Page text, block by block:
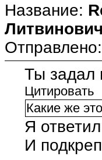
Название:
Отправлено:
Ты задал
Цитировать
Какие же
Я
И